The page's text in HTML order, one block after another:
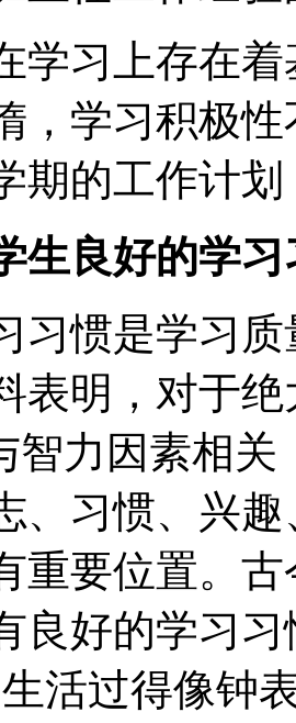
学习上存在
，学习积极
期的工作计划
生良好的学习
习惯是学习
表明，对于
智力因素相
、习惯、兴
重要位置。
良好的学习
活过得像钟